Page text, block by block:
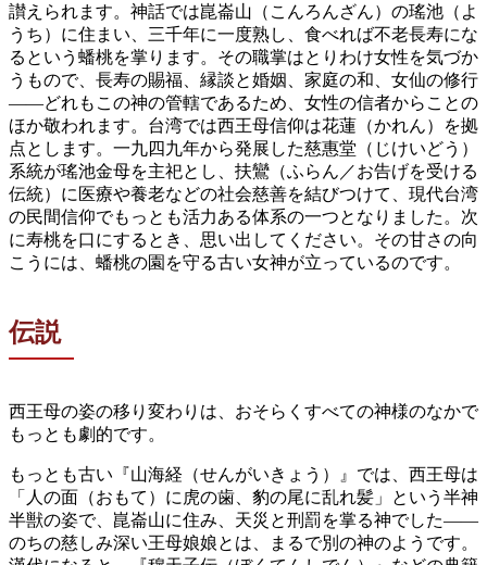
讃えられます。神話では崑崙山（こんろんざん）の瑤池（よ
うち）に住まい、三千年に一度熟し、食べれば不老長寿にな
るという蟠桃を掌ります。その職掌はとりわけ女性を気づか
うもので、長寿の賜福、縁談と婚姻、家庭の和、女仙の修行
——どれもこの神の管轄であるため、女性の信者からことの
ほか敬われます。台湾では西王母信仰は花蓮（かれん）を拠
点とします。一九四九年から発展した慈惠堂（じけいどう）
系統が瑤池金母を主祀とし、扶鸞（ふらん／お告げを受ける
伝統）に医療や養老などの社会慈善を結びつけて、現代台湾
の民間信仰でもっとも活力ある体系の一つとなりました。次
に寿桃を口にするとき、思い出してください。その甘さの向
こうには、蟠桃の園を守る古い女神が立っているのです。
伝説
西王母の姿の移り変わりは、おそらくすべての神様のなかで
もっとも劇的です。
もっとも古い『山海経（せんがいきょう）』では、西王母は
「人の面（おもて）に虎の歯、豹の尾に乱れ髪」という半神
半獣の姿で、崑崙山に住み、天災と刑罰を掌る神でした——
のちの慈しみ深い王母娘娘とは、まるで別の神のようです。